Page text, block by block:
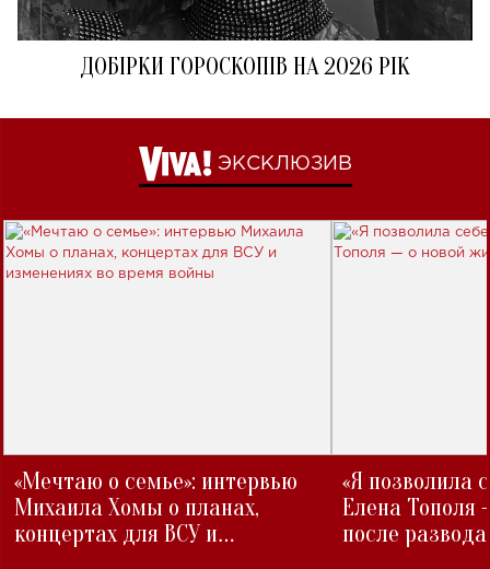
ДОБІРКИ ГОРОСКОПІВ НА 2026 РІК
ЭКСКЛЮЗИВ
«Мечтаю о семье»: интервью
Михаила Хомы о планах,
концертах для ВСУ и
«Я позволила
Елена Тополя
после развода